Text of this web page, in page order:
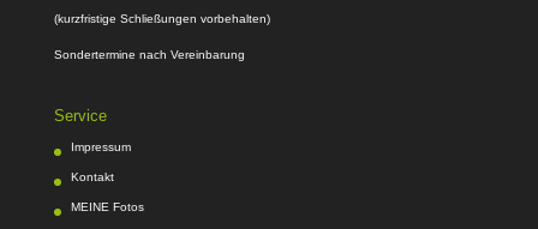
(kurzfristige Schließungen vorbehalten)
Sondertermine nach Vereinbarung
Service
Impressum
Kontakt
MEINE Fotos